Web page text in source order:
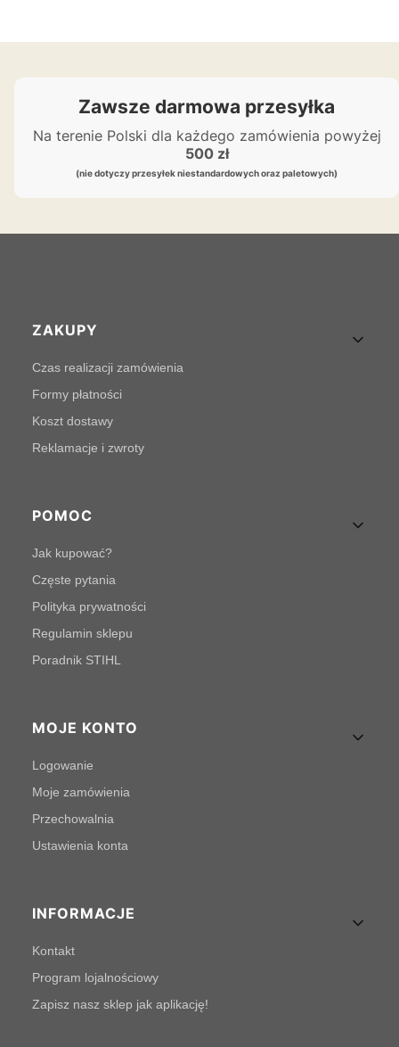
Zawsze darmowa przesyłka
Na terenie Polski dla każdego zamówienia powyżej
500 zł
(nie dotyczy przesyłek niestandardowych oraz paletowych)
Linki w stopce
ZAKUPY
Czas realizacji zamówienia
Formy płatności
Koszt dostawy
Reklamacje i zwroty
POMOC
Jak kupować?
Częste pytania
Polityka prywatności
Regulamin sklepu
Poradnik STIHL
MOJE KONTO
Logowanie
Moje zamówienia
Przechowalnia
Ustawienia konta
INFORMACJE
Kontakt
Program lojalnościowy
Zapisz nasz sklep jak aplikację!